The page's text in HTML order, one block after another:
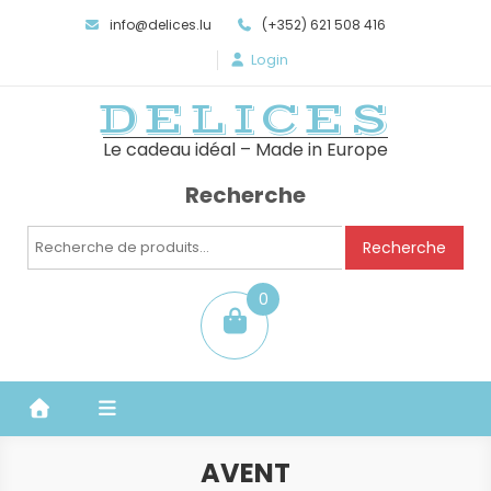
info@delices.lu (+352) 621 508 416
Login
DELICES
Le cadeau idéal – Made in Europe
Recherche
Recherche
Recherche
0
item
AVENT